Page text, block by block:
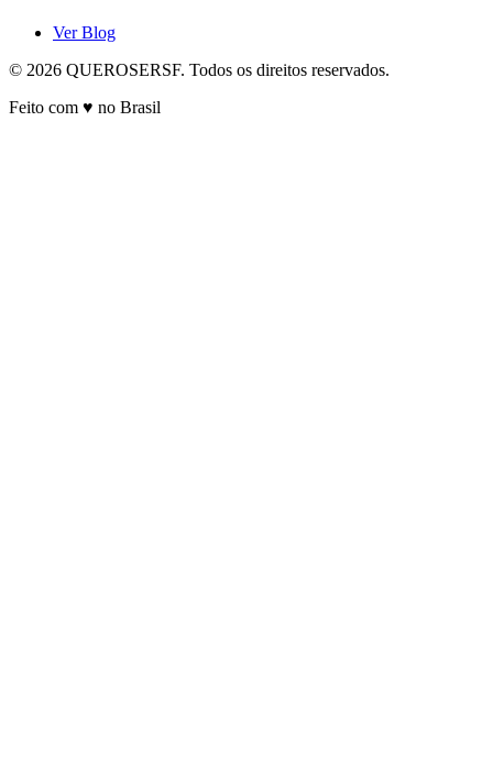
Ver Blog
© 2026 QUEROSERSF. Todos os direitos reservados.
Feito com ♥ no Brasil